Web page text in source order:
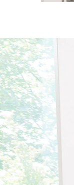
incl. btw en plus
Leverbaar
Elke deur heeft
Dus waarom zou
clevere
binnenkant van
formaat kunnen